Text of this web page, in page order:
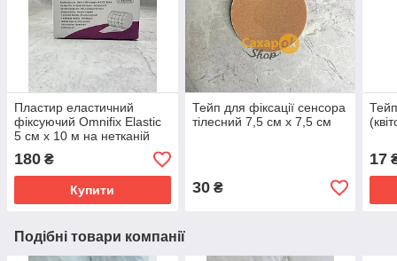
Пластир еластичний
фіксуючий Omnifix Elastic
5 см х 10 м на нетканій
основі
180 ₴
Купити
Тейп для фіксації сенсора
тілесний 7,5 см х 7,5 см
30₴
17
Подібні товари компанії